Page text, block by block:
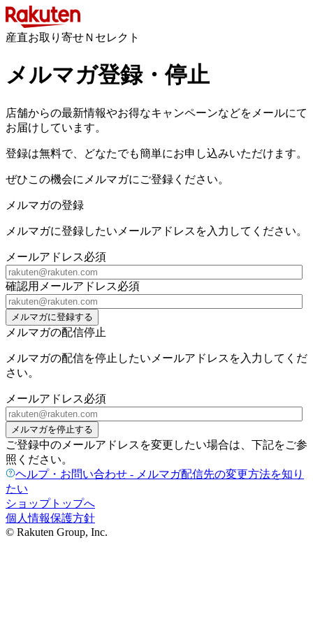
産直お取り寄せＮセレクト
メルマガ登録・停止
店舗からの最新情報やお得なキャンペーンなどをメールにて
お届けしています。
登録は無料で、どなたでも簡単にお申し込みいただけます。
ぜひこの機会にメルマガにご登録ください。
メルマガの登録
メルマガに登録したいメールアドレスを入力してください。
メールアドレス必須
確認用メールアドレス必須
メルマガに登録する
メルマガの配信停止
メルマガの配信を停止したいメールアドレスを入力してくだ
さい。
メールアドレス必須
メルマガを停止する
ご登録中のメールアドレスを変更したい場合は、下記をご参
照ください。
ヘルプ・お問い合わせ - メルマガ配信先の変更方法を知り
たい
ショップトップへ
個人情報保護方針
© Rakuten Group, Inc.